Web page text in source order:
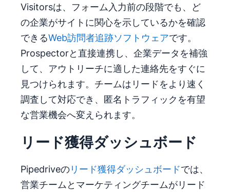
Visitorsは、フォーム入力前の段階でも、ど
の企業がサイトに関心を示しているかを確認
できるWeb訪問者追跡ソフトウェアです。
Prospectorと直接連携し、企業データを補強
して、アウトリーチに適した連絡先をすぐに
見つけられます。チームはリードをより速く
調査して対応でき、匿名トラフィックを有望
な営業機会へ変えられます。
リード獲得ダッシュボード
Pipedriveのリード獲得ダッシュボードでは、
営業チームとマーケティングチームがリード